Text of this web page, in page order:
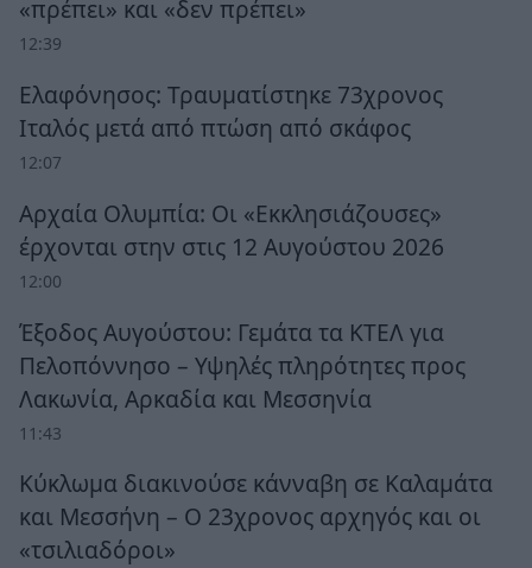
«πρέπει» και «δεν πρέπει»
12:39
Ελαφόνησος: Τραυματίστηκε 73χρονος
Ιταλός μετά από πτώση από σκάφος
12:07
Αρχαία Ολυμπία: Οι «Εκκλησιάζουσες»
έρχονται στην στις 12 Αυγούστου 2026
12:00
Έξοδος Αυγούστου: Γεμάτα τα ΚΤΕΛ για
Πελοπόννησο – Υψηλές πληρότητες προς
Λακωνία, Αρκαδία και Μεσσηνία
11:43
Κύκλωμα διακινούσε κάνναβη σε Καλαμάτα
και Μεσσήνη – Ο 23χρονος αρχηγός και οι
«τσιλιαδόροι»